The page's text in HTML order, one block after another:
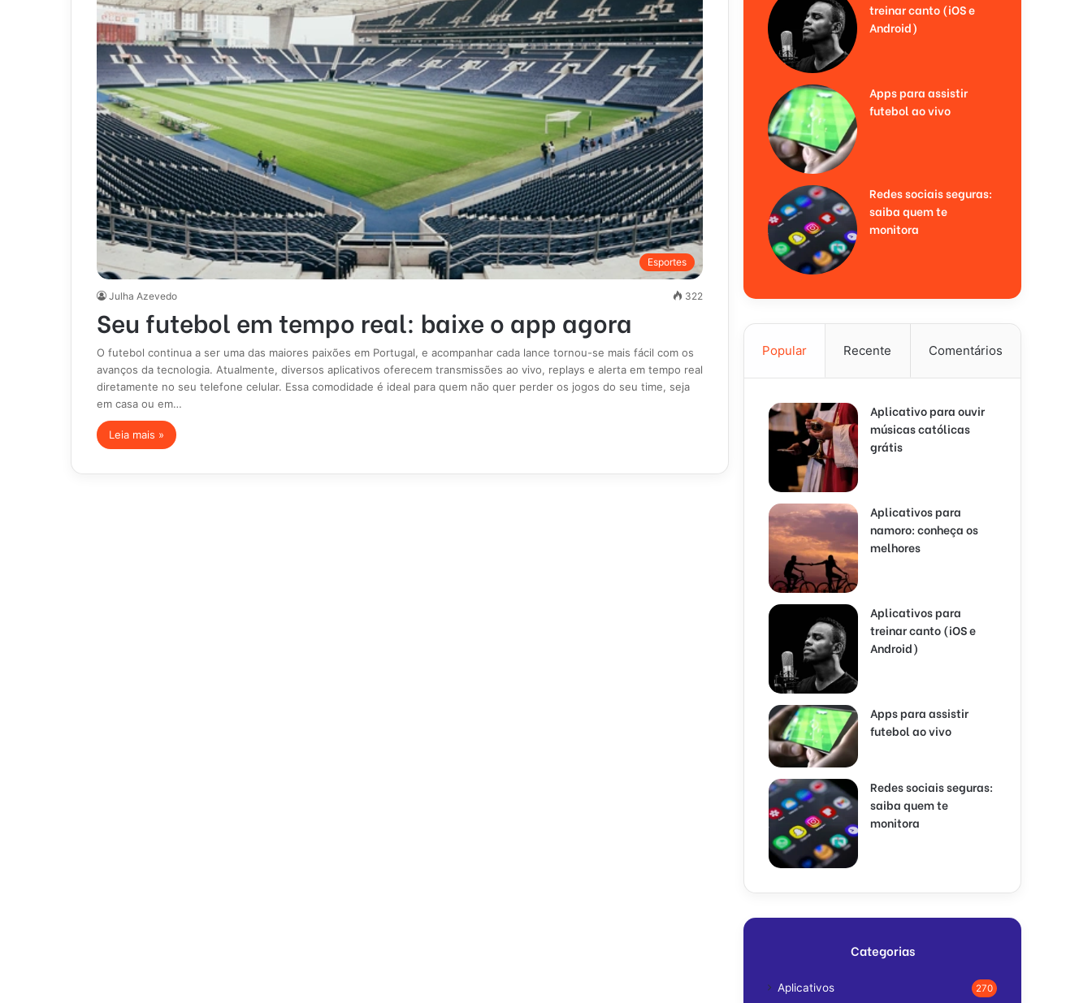
Esportes
Julha Azevedo 322
Seu futebol em tempo real: baixe o app agora
O futebol continua a ser uma das maiores paixões em Portugal, e acompanhar cada lance tornou-se mais fácil com os
avanços da tecnologia. Atualmente, diversos aplicativos oferecem transmissões ao vivo, replays e alerta em tempo real
diretamente no seu telefone celular. Essa comodidade é ideal para quem não quer perder os jogos do seu time, seja
em casa ou em…
Leia mais »
treinar canto (iOS e
Android)
Apps para assistir
futebol ao vivo
Redes sociais seguras:
saiba quem te
monitora
Popular Recente Comentários
Aplicativo para ouvir
músicas católicas
grátis
Aplicativos para
namoro: conheça os
melhores
Aplicativos para
treinar canto (iOS e
Android)
Apps para assistir
futebol ao vivo
Redes sociais seguras:
saiba quem te
monitora
Categorias
Aplicativos 270